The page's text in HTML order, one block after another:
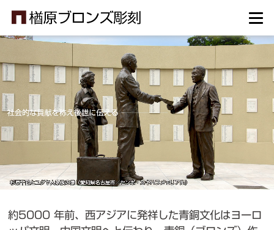
約5000 年前、西アジアに発祥した青銅文化はヨーロ